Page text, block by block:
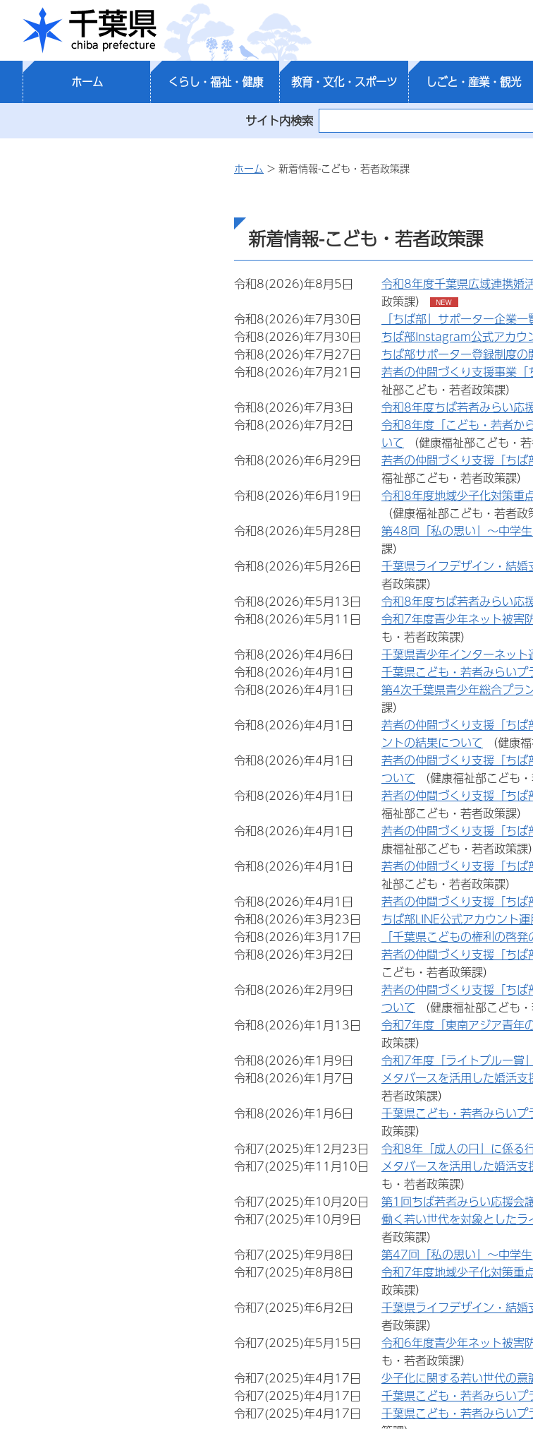
千葉県
ホーム くらし・福祉・健康 教育・文化・スポーツ しごと・産業・観光
サイト内検索
ホーム > 新着情報-こども・若者政策課
新着情報-こども・若者政策課
令和8(2026)年8月5日 令和8年度千葉県広域連携婚
政策課）
令和8(2026)年7月30日
「ちば部」サポーター企業一
令和8(2026)年7月30日
ちば部Instagram公式アカウ
令和8(2026)年7月27日
ちば部サポーター登録制度の
令和8(2026)年7月21日
若者の仲間づくり支援事業
祉部こども・若者政策課）
令和8(2026)年7月3日
令和8年度ちば若者みらい応
令和8(2026)年7月2日
令和8年度「こども・若者か
いて
（健康福祉部こども・若
令和8(2026)年6月29日
若者の仲間づくり支援「ち
福祉部こども・若者政策課）
令和8(2026)年6月19日
令和8年度地域少子化対策重
（健康福祉部こども・若者政
令和8(2026)年5月28日
第48回「私の思い」～中学
課）
令和8(2026)年5月26日
千葉県ライフデザイン・結
者政策課）
令和8(2026)年5月13日
令和8年度ちば若者みらい応
令和8(2026)年5月11日
令和7年度青少年ネット被害
も・若者政策課）
令和8(2026)年4月6日
千葉県青少年インターネッ
令和8(2026)年4月1日
千葉県こども・若者みらいプ
令和8(2026)年4月1日
第4次千葉県青少年総合プラ
課）
令和8(2026)年4月1日
若者の仲間づくり支援「ち
ントの結果について
（健康
令和8(2026)年4月1日
若者の仲間づくり支援「ち
ついて
（健康福祉部こども
令和8(2026)年4月1日
若者の仲間づくり支援「ち
福祉部こども・若者政策課）
令和8(2026)年4月1日
若者の仲間づくり支援「ち
康福祉部こども・若者政策課）
令和8(2026)年4月1日
若者の仲間づくり支援「ち
祉部こども・若者政策課）
令和8(2026)年4月1日
若者の仲間づくり支援「ち
令和8(2026)年3月23日
ちば部LINE公式アカウント
令和8(2026)年3月17日
「千葉県こどもの権利の啓
令和8(2026)年3月2日
若者の仲間づくり支援「ち
こども・若者政策課）
令和8(2026)年2月9日
若者の仲間づくり支援「ち
ついて
（健康福祉部こども
令和8(2026)年1月13日
令和7年度「東南アジア青年
政策課）
令和8(2026)年1月9日
令和7年度「ライトブルー賞
令和8(2026)年1月7日
メタバースを活用した婚活
若者政策課）
令和8(2026)年1月6日
千葉県こども・若者みらい
政策課）
令和7(2025)年12月23日
令和8年「成人の日」に係る
令和7(2025)年11月10日
メタバースを活用した婚活
も・若者政策課）
令和7(2025)年10月20日
第1回ちば若者みらい応援会
令和7(2025)年10月9日
働く若い世代を対象とした
者政策課）
令和7(2025)年9月8日
第47回「私の思い」～中学
令和7(2025)年8月8日
令和7年度地域少子化対策重
政策課）
令和7(2025)年6月2日
千葉県ライフデザイン・結
者政策課）
令和7(2025)年5月15日
令和6年度青少年ネット被害
も・若者政策課）
令和7(2025)年4月17日
少子化に関する若い世代の
令和7(2025)年4月17日
千葉県こども・若者みらいプ
令和7(2025)年4月17日
千葉県こども・若者みらい